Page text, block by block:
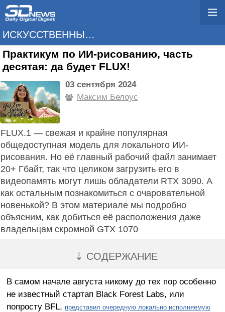
ИСКУССТВЕННЫЙ ИНТЕЛЛЕКТ
Практикум по ИИ-рисованию, часть
десятая: да будет FLUX!
03 сентября 2024
Максим Белоус
FLUX.1 — свежая и крайне популярная
общедоступная модель для локального ИИ-
рисования. Но её главный рабочий файл занимает
20+ Гбайт, так что целиком загрузить его в
видеопамять могут лишь обладатели RTX 3090. А
как остальным познакомиться с очаровательной
новенькой? В этом материале мы подробно
объясним, как добиться её расположения даже
владельцам скромной GTX 1070
⇣ СОДЕРЖАНИЕ
В самом начале августа никому до тех пор особенно
не известный стартап Black Forest Labs, или
попросту BFL, представил очередную локально исполняемую